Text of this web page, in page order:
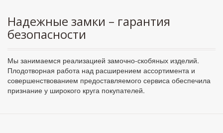
Надежные замки – гарантия
безопасности
Мы занимаемся реализацией замочно-скобяных изделий.
Плодотворная работа над расширением ассортимента и
совершенствованием предоставляемого сервиса обеспечила
признание у широкого круга покупателей.